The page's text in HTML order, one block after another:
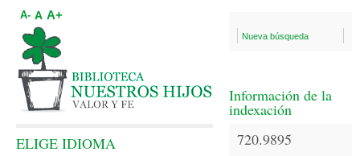
Nueva búsqueda
Información de la
indexación
720.9895
A- A A+
ELIGE IDIOMA